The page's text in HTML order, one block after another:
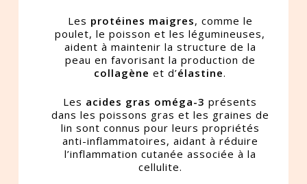
Les protéines maigres, comme le
poulet, le poisson et les légumineuses,
aident à maintenir la structure de la
peau en favorisant la production de
collagène et d’élastine.
Les acides gras oméga-3 présents
dans les poissons gras et les graines de
lin sont connus pour leurs propriétés
anti-inflammatoires, aidant à réduire
l’inflammation cutanée associée à la
cellulite.